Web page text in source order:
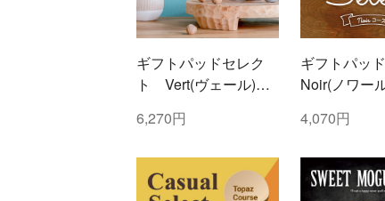
ギフトパッドセレク
ト Vert(ヴェール)コ
6,270円
ギフトパッ
Noir(ノワー
4,070円